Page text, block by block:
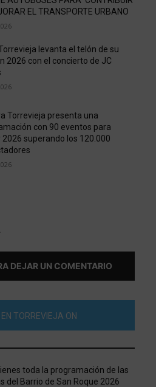
EL TRANSPORTE URBANO
levanta el telón de su
2026 con el concierto de JC
Torrevieja presenta una
con 90 eventos para
2026 superando los 120.000
DEJAR UN COMENTARIO
TORREVIEJA ON
toda la programación de las
del Barrio de San Roque 2026